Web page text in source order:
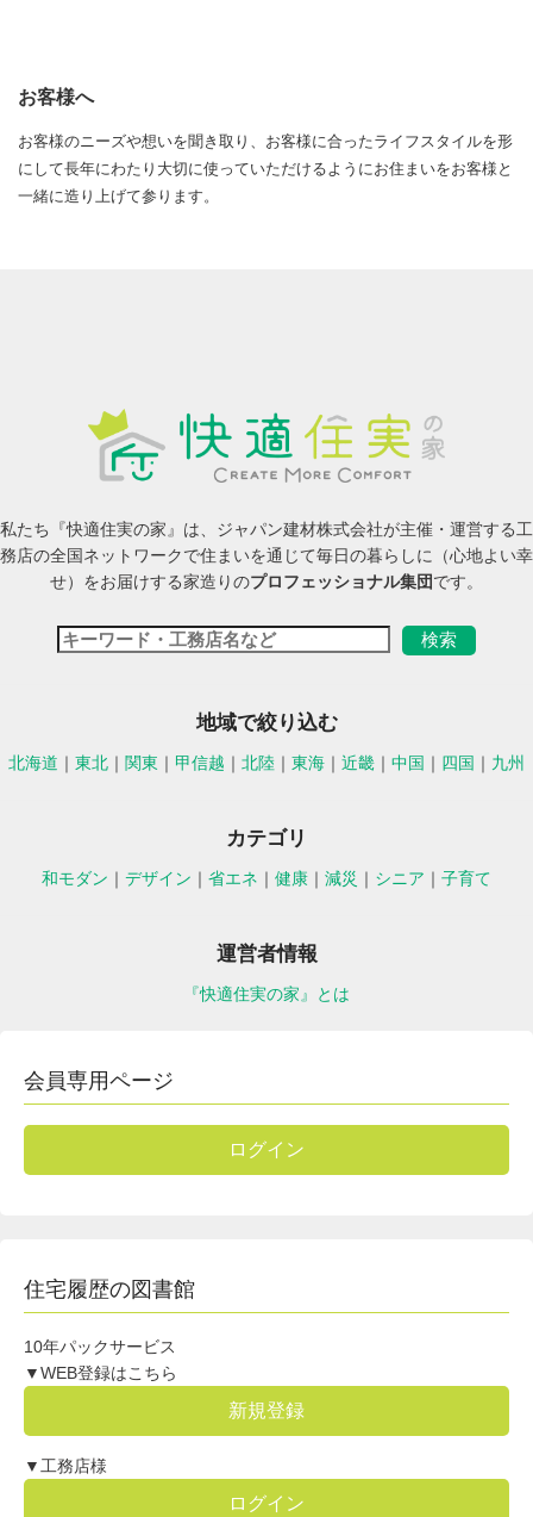
お客様へ
お客様のニーズや想いを聞き取り、お客様に合ったライフスタイルを形
にして長年にわたり大切に使っていただけるようにお住まいをお客様と
一緒に造り上げて参ります。
私たち『快適住実の家』は、ジャパン建材株式会社が主催・運営する工
務店の全国ネットワークで住まいを通じて毎日の暮らしに（心地よい幸
せ）をお届けする家造りのプロフェッショナル集団です。
地域で絞り込む
北海道 ｜ 東北 ｜ 関東 ｜ 甲信越 ｜ 北陸 ｜ 東海 ｜ 近畿 ｜ 中国 ｜ 四国 ｜ 九州
カテゴリ
和モダン ｜ デザイン ｜ 省エネ ｜ 健康 ｜ 減災 ｜ シニア ｜ 子育て
運営者情報
『快適住実の家』とは
会員専用ページ
ログイン
住宅履歴の図書館
10年パックサービス
▼WEB登録はこちら
新規登録
▼工務店様
ログイン